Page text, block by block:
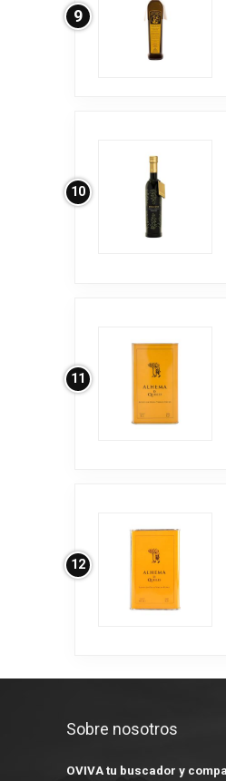
9
10
11
12
Sobre nosotros
OVIVA tu buscador y